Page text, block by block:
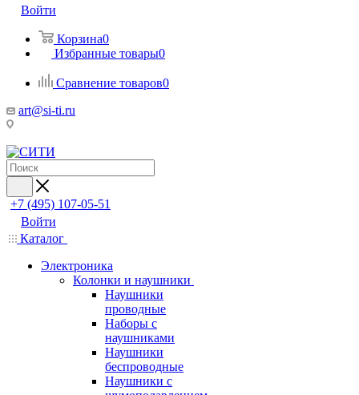
Войти
Корзина0
Избранные товары0
Сравнение товаров0
art@si-ti.ru
+7 (495) 107-05-51
Войти
Каталог
Электроника
Колонки и наушники
Наушники
проводные
Наборы с
наушниками
Наушники
беспроводные
Наушники с